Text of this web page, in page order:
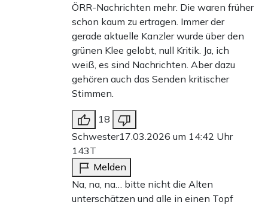
ÖRR-Nachrichten mehr. Die waren früher
schon kaum zu ertragen. Immer der
gerade aktuelle Kanzler wurde über den
grünen Klee gelobt, null Kritik. Ja, ich
weiß, es sind Nachrichten. Aber dazu
gehören auch das Senden kritischer
Stimmen.
18
Schwester17.03.2026 um 14:42 Uhr
143T
Melden
Na, na, na… bitte nicht die Alten
unterschätzen und alle in einen Topf